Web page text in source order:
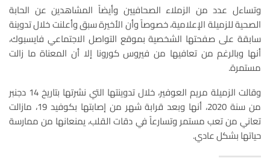
وتساءل عدد من الزملاء الصحافيين وأيضاً المشاهدين عن الحابة
الصحية للزميلة الإعلامية، خصوصاً وأن الأخيرة سبق وأعلنت خلال تدوينة
سابقة على صفحتها الشخصية بموقع التواصل الاجتماعي فايسبوك،
أنها وبالرغم من تعافيها من فيروس كورونا إلا أن المعناة ما زالت
مستمرة.
وقالت الزميلة مريم العوفير، خلال تدوينتها التي نشرتها بتاريخ 14 دجنبر
من سنة 2020، أنها وبعد قرابة شهر من إصابتها بكوفيد 19، مازالت
تعاني من تعب مستمر وتسارعاً في دقات القلب، يمنعانها من ممارسة
حياتها بشكل عادي.